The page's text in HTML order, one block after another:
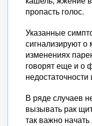
пропасть голос.
Указанные
сигнализируют о
изменениях
говорят еще и о
В ряде случаев
вызывать рак
так важно